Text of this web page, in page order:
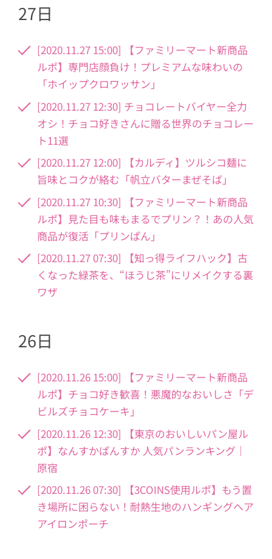
27日
[2020.11.27 15:00] 【ファミリーマート新商品
ルポ】専門店顔負け！プレミアムな味わいの
「ホイップクロワッサン」
[2020.11.27 12:30] チョコレートバイヤー全力
オシ！チョコ好きさんに贈る世界のチョコレー
ト11選
[2020.11.27 12:00] 【カルディ】ツルシコ麺に
旨味とコクが絡む「帆立バターまぜそば」
[2020.11.27 10:30] 【ファミリーマート新商品
ルポ】見た目も味もまるでプリン？！あの人気
商品が復活「プリンぱん」
[2020.11.27 07:30] 【知っ得ライフハック】古
くなった緑茶を、“ほうじ茶”にリメイクする裏
ワザ
26日
[2020.11.26 15:00] 【ファミリーマート新商品
ルポ】チョコ好き歓喜！悪魔的なおいしさ「デ
ビルズチョコケーキ」
[2020.11.26 12:30] 【東京のおいしいパン屋ル
ポ】なんすかぱんすか 人気パンランキング｜
原宿
[2020.11.26 07:30] 【3COINS使用ルポ】もう置
き場所に困らない！耐熱生地のハンギングヘア
アイロンポーチ